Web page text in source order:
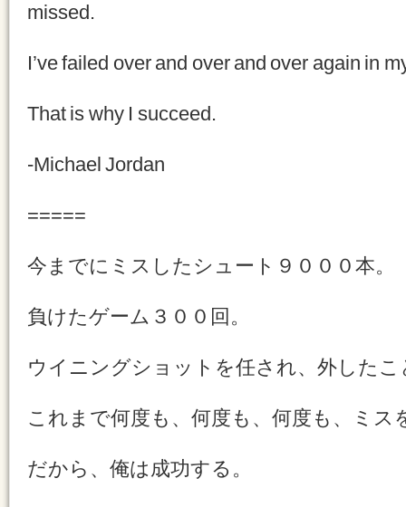
missed.
I’ve failed over and over and over again in
That is why I succeed.
-Michael Jordan
=====
今までにミスしたシュート９０００本。
負けたゲーム３００回。
ウイニングショットを任され、外したこ
これまで何度も、何度も、何度も、ミス
だから、俺は成功する。